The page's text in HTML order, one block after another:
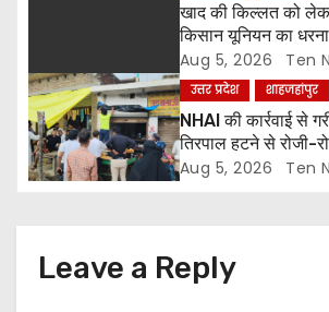
n
खाद की किल्लत को
किसान यूनियन का धरना
Aug 5, 2026 Ten
उत्तर प्रदेश शाहजहांपुर
NHAI की कार्रवाई से
तिरपाल हटने से रोजी-
Aug 5, 2026 Ten
Leave a Reply